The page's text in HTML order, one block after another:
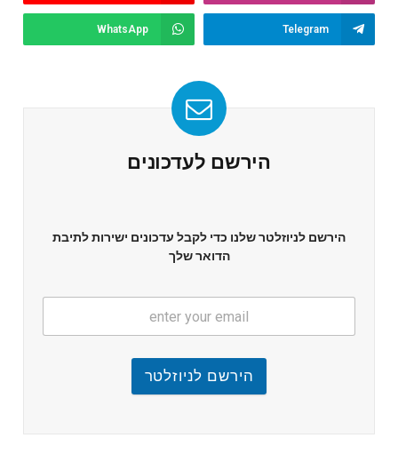
Telegram
WhatsApp
הירשם לעדכונים
הירשם לניוזלטר שלנו כדי לקבל עדכונים ישירות לתיבת
הדואר שלך
הירשם לניוזלטר